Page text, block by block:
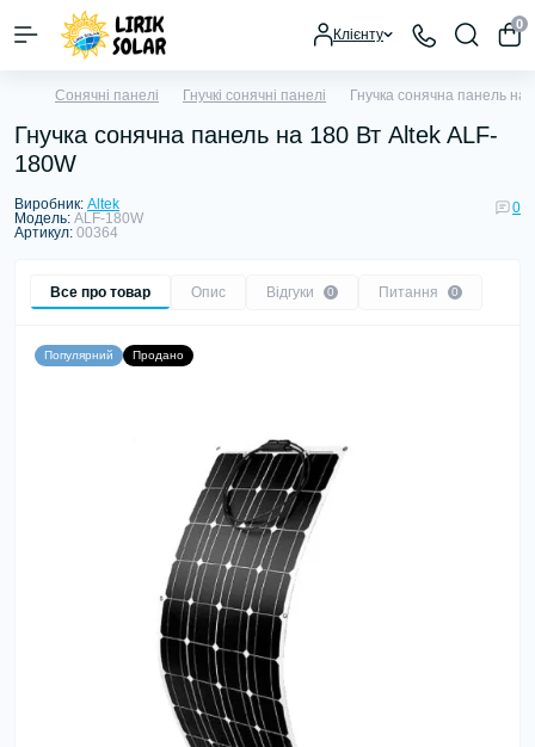
Клієнту
0
Сонячні панелі Гнучкі сонячні панелі Гнучка сонячна панель на
Гнучка сонячна панель на 180 Вт Altek ALF-
180W
Виробник: Altek
Модель: ALF-180W
Артикул: 00364
0
Все про товар Опис Відгуки 0 Питання 0
Популярний Продано